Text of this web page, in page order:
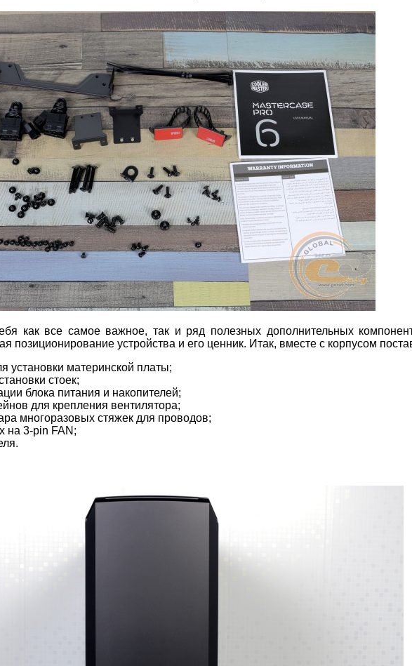
как все самое важное, так и ряд полезных дополнительных
позиционирование устройства и его ценник. Итак, вместе с корпусом
установки материнской платы;
стоек;
блока питания и накопителей;
для крепления вентилятора;
многоразовых стяжек для проводов;
на 3-pin FAN;